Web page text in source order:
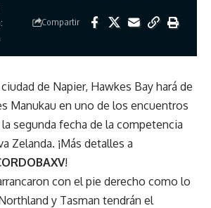
Compartir
de Napier, Hawkes Bay hará de
Manukau en uno de los encuentros
segunda fecha de la competencia
Zelanda. ¡Más detalles a
!
con el pie derecho como lo
y Tasman tendrán el